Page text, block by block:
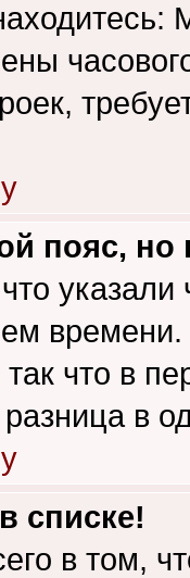
пояс,
указали
что в
в
списке!
в том,